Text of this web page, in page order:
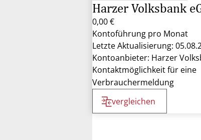
Harzer Volksbank
0,00 €
Kontoführung pro Monat
Letzte Aktualisierung:
Kontoanbieter: Harzer
Kontaktmöglichkeit für eine
Verbrauchermeldung
vergleichen